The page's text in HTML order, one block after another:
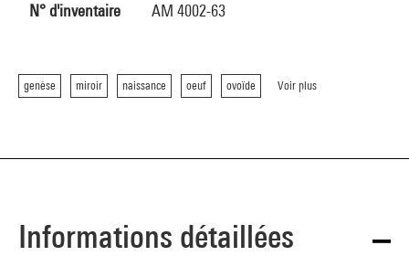
N° d'inventaire AM 4002-63
genèse miroir naissance oeuf ovoïde Voir plus
Informations détaillées